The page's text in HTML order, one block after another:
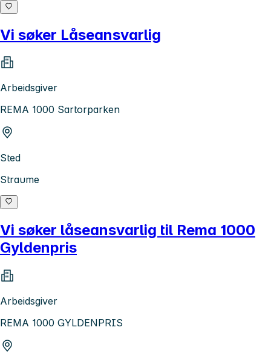
Vi søker Låseansvarlig
Arbeidsgiver
REMA 1000 Sartorparken
Sted
Straume
Vi søker låseansvarlig til Rema 1000
Gyldenpris
Arbeidsgiver
REMA 1000 GYLDENPRIS